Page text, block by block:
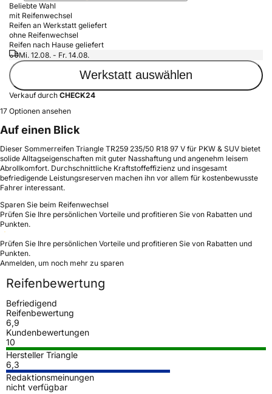
Beliebte Wahl
mit Reifenwechsel
Reifen an Werkstatt geliefert
ohne Reifenwechsel
Reifen nach Hause geliefert
Mi. 12.08. - Fr. 14.08.
Werkstatt auswählen
Verkauf durch CHECK24
17 Optionen ansehen
Auf einen Blick
Dieser Sommerreifen Triangle TR259 235/50 R18 97 V für PKW & SUV bietet
solide Alltagseigenschaften mit guter Nasshaftung und angenehm leisem
Abrollkomfort. Durchschnittliche Kraftstoffeffizienz und insgesamt
befriedigende Leistungsreserven machen ihn vor allem für kostenbewusste
Fahrer interessant.
Sparen Sie beim Reifenwechsel
Prüfen Sie Ihre persönlichen Vorteile und profitieren Sie von Rabatten und
Punkten.
Prüfen Sie Ihre persönlichen Vorteile und profitieren Sie von Rabatten und
Punkten.
Anmelden, um noch mehr zu sparen
Reifenbewertung
Befriedigend
Reifenbewertung
6,9
Kundenbewertungen
10
Hersteller Triangle
6,3
Redaktionsmeinungen
nicht verfügbar